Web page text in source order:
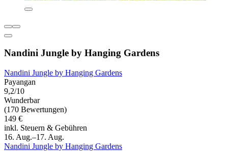
Nandini Jungle by Hanging Gardens
Nandini Jungle by Hanging Gardens
Payangan
9,2/10
Wunderbar
(170 Bewertungen)
149 €
inkl. Steuern & Gebühren
16. Aug.–17. Aug.
Nandini Jungle by Hanging Gardens